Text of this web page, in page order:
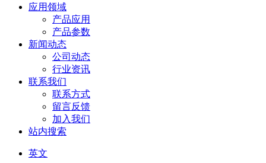
应用领域
产品应用
产品参数
新闻动态
公司动态
行业资讯
联系我们
联系方式
留言反馈
加入我们
站内搜索
英文